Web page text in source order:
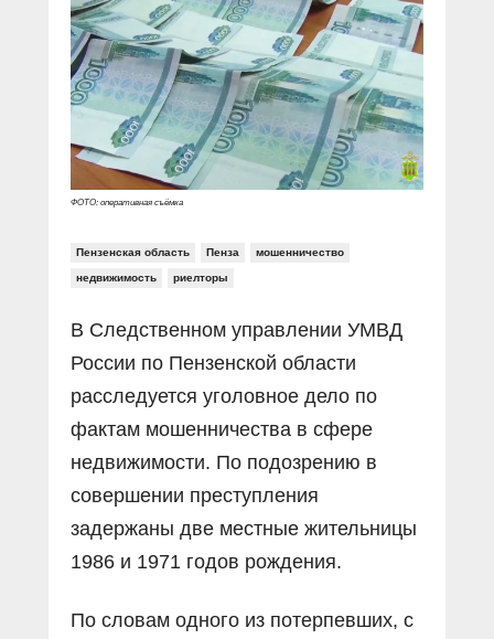
Социальные ролики
Документальные фильмы
Прямой разговор
В знании сила
Специальный репортаж
КиберПОСТОВОЙ
Газета «Щит и меч»
Журнал «Полиция России»
О ПОРТАЛЕ
Контакты
Вакансии
ФОТО: оперативная съёмка
Пензенская область Пенза мошенничество
недвижимость риелторы
В Следственном управлении УМВД
России по Пензенской области
расследуется уголовное дело по
фактам мошенничества в сфере
недвижимости. По подозрению в
совершении преступления
задержаны две местные жительницы
1986 и 1971 годов рождения.
По словам одного из потерпевших, с